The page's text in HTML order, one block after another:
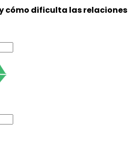
cómo dificulta las relaciones